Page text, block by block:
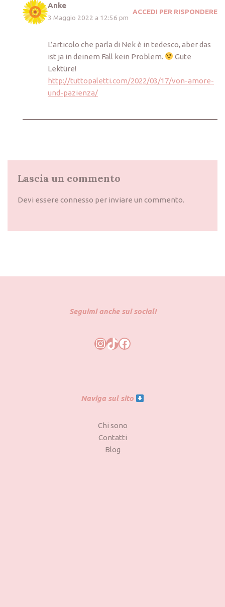
Anke
3 Maggio 2022 a 12:56 pm
ACCEDI PER RISPONDERE
L’articolo che parla di Nek è in tedesco, aber das
ist ja in deinem Fall kein Problem.
Gute
Lektüre!
http://tuttopaletti.com/2022/03/17/von-amore-
und-pazienza/
Lascia un commento
Devi essere connesso per inviare un commento.
Seguimi anche sui social!
Naviga sul sito
Chi sono
Contatti
Blog